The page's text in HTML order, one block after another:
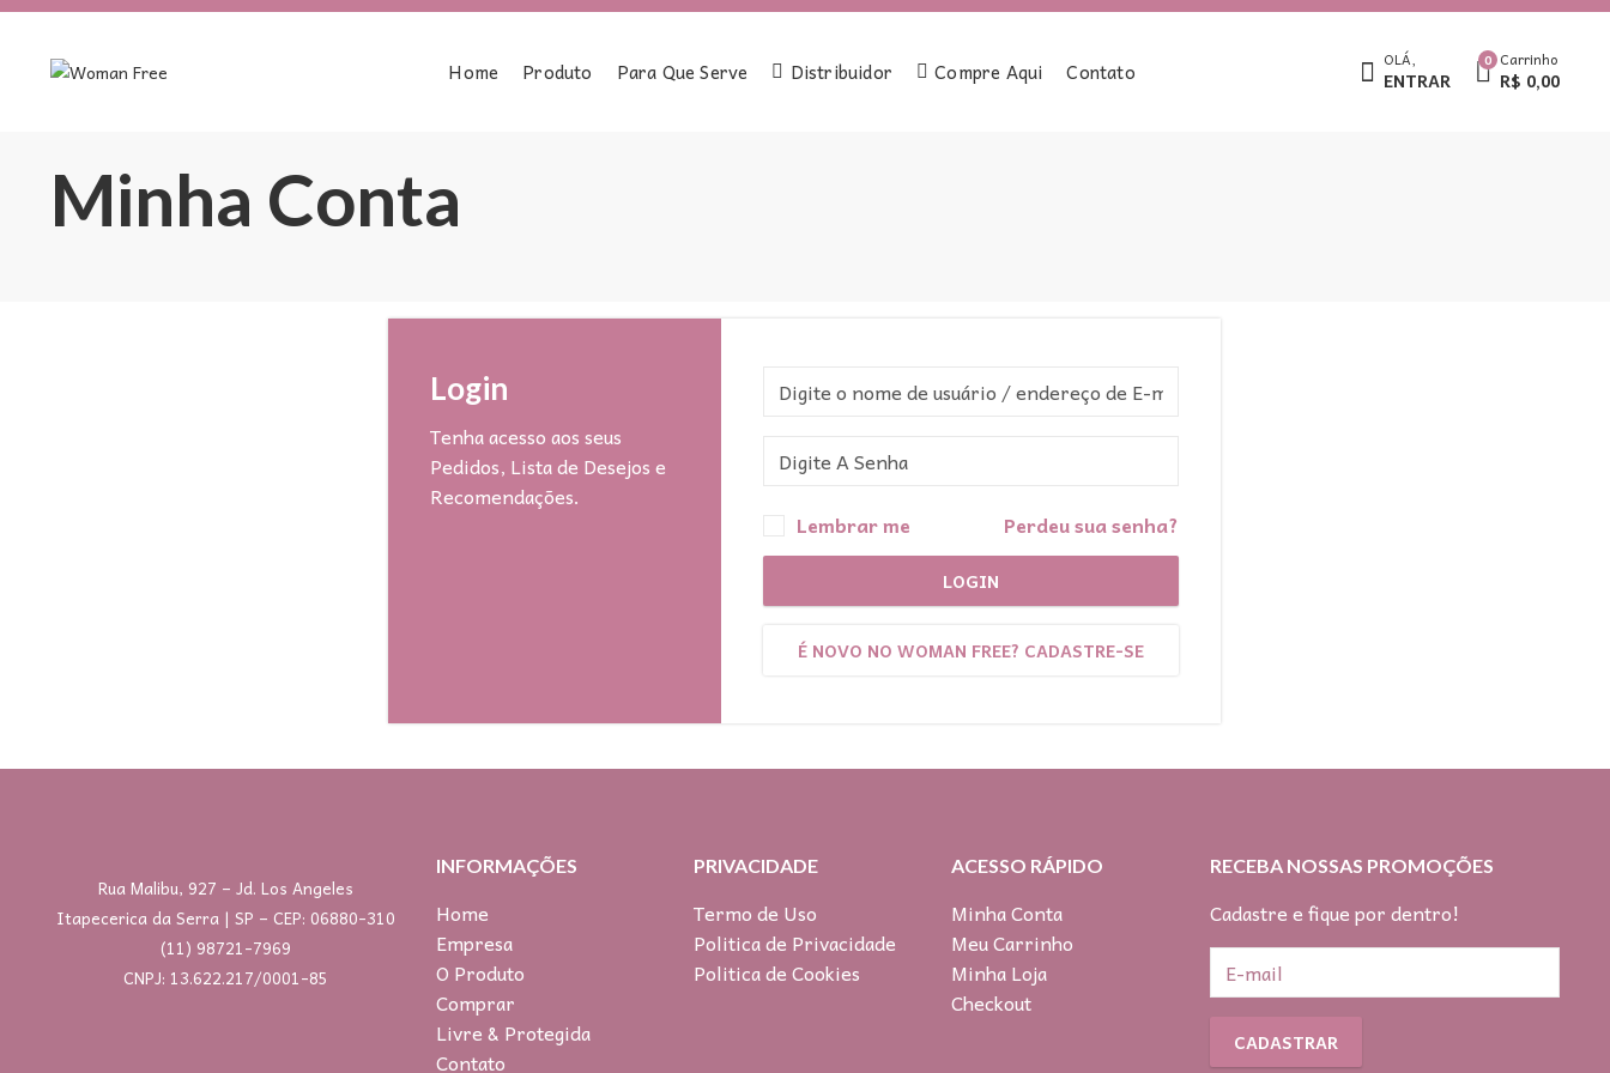
Home Produto Para Que Serve Distribuidor Compre Aqui Contato OLÁ,
ENTRAR
0 Carrinho
R$ 0,00
Minha Conta
Login
Tenha acesso aos seus
Pedidos, Lista de Desejos e
Recomendações.
Lembrar me
Perdeu sua senha?
LOGIN
É NOVO NO WOMAN FREE? CADASTRE-SE
Rua Malibu, 927 – Jd. Los Angeles
Itapecerica da Serra | SP – CEP: 06880-310
(11) 98721-7969
CNPJ: 13.622.217/0001-85
INFORMAÇÕES
Home
Empresa
O Produto
Comprar
Livre & Protegida
Contato
PRIVACIDADE
Termo de Uso
Politica de Privacidade
Politica de Cookies
ACESSO RÁPIDO
Minha Conta
Meu Carrinho
Minha Loja
Checkout
RECEBA NOSSAS PROMOÇÕES
Cadastre e fique por dentro!